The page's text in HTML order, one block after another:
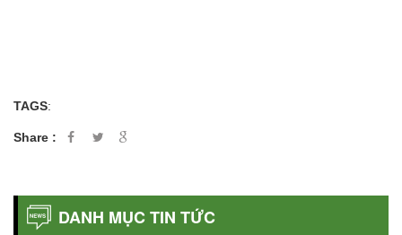
TAGS:
Share :
DANH MỤC TIN TỨC